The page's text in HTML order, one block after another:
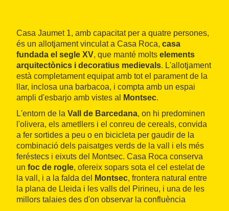
Casa Jaumet 1, amb capacitat per a quatre persones,
és un allotjament vinculat a Casa Roca, casa
fundada el segle XV, que manté molts elements
arquitectònics i decoratius medievals. L'allotjament
està completament equipat amb tot el parament de la
llar, inclosa una barbacoa, i compta amb un espai
ampli d'esbarjo amb vistes al
Montsec.
L'entorn de la Vall de Barcedana, on hi predominen
l'olivera, els ametllers i el conreu de cereals, convida
a fer sortides a peu o en bicicleta per gaudir de la
combinació dels paisatges verds de la vall i els més
feréstecs i eixuts del Montsec. Casa Roca conserva
un foc de rogle, ofereix sopars sota el cel estelat de
la vall, i a la falda del
Montsec, frontera natural entre
la plana de Lleida i les valls del Pirineu, i una de les
millors talaies des d'on observar la confluència